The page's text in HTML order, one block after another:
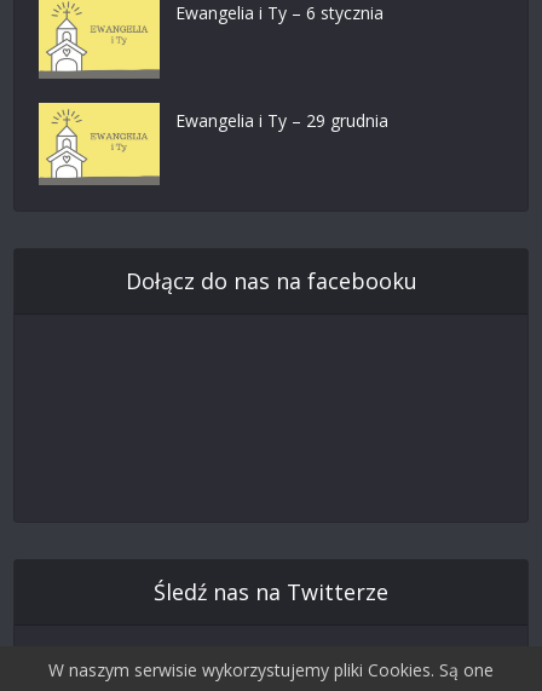
Ewangelia i Ty – 6 stycznia
Ewangelia i Ty – 29 grudnia
Dołącz do nas na facebooku
Śledź nas na Twitterze
W naszym serwisie wykorzystujemy pliki Cookies. Są one